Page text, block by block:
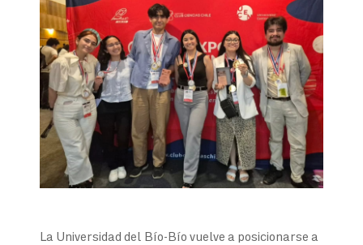
La Universidad del Bío-Bío vuelve a posicionarse a